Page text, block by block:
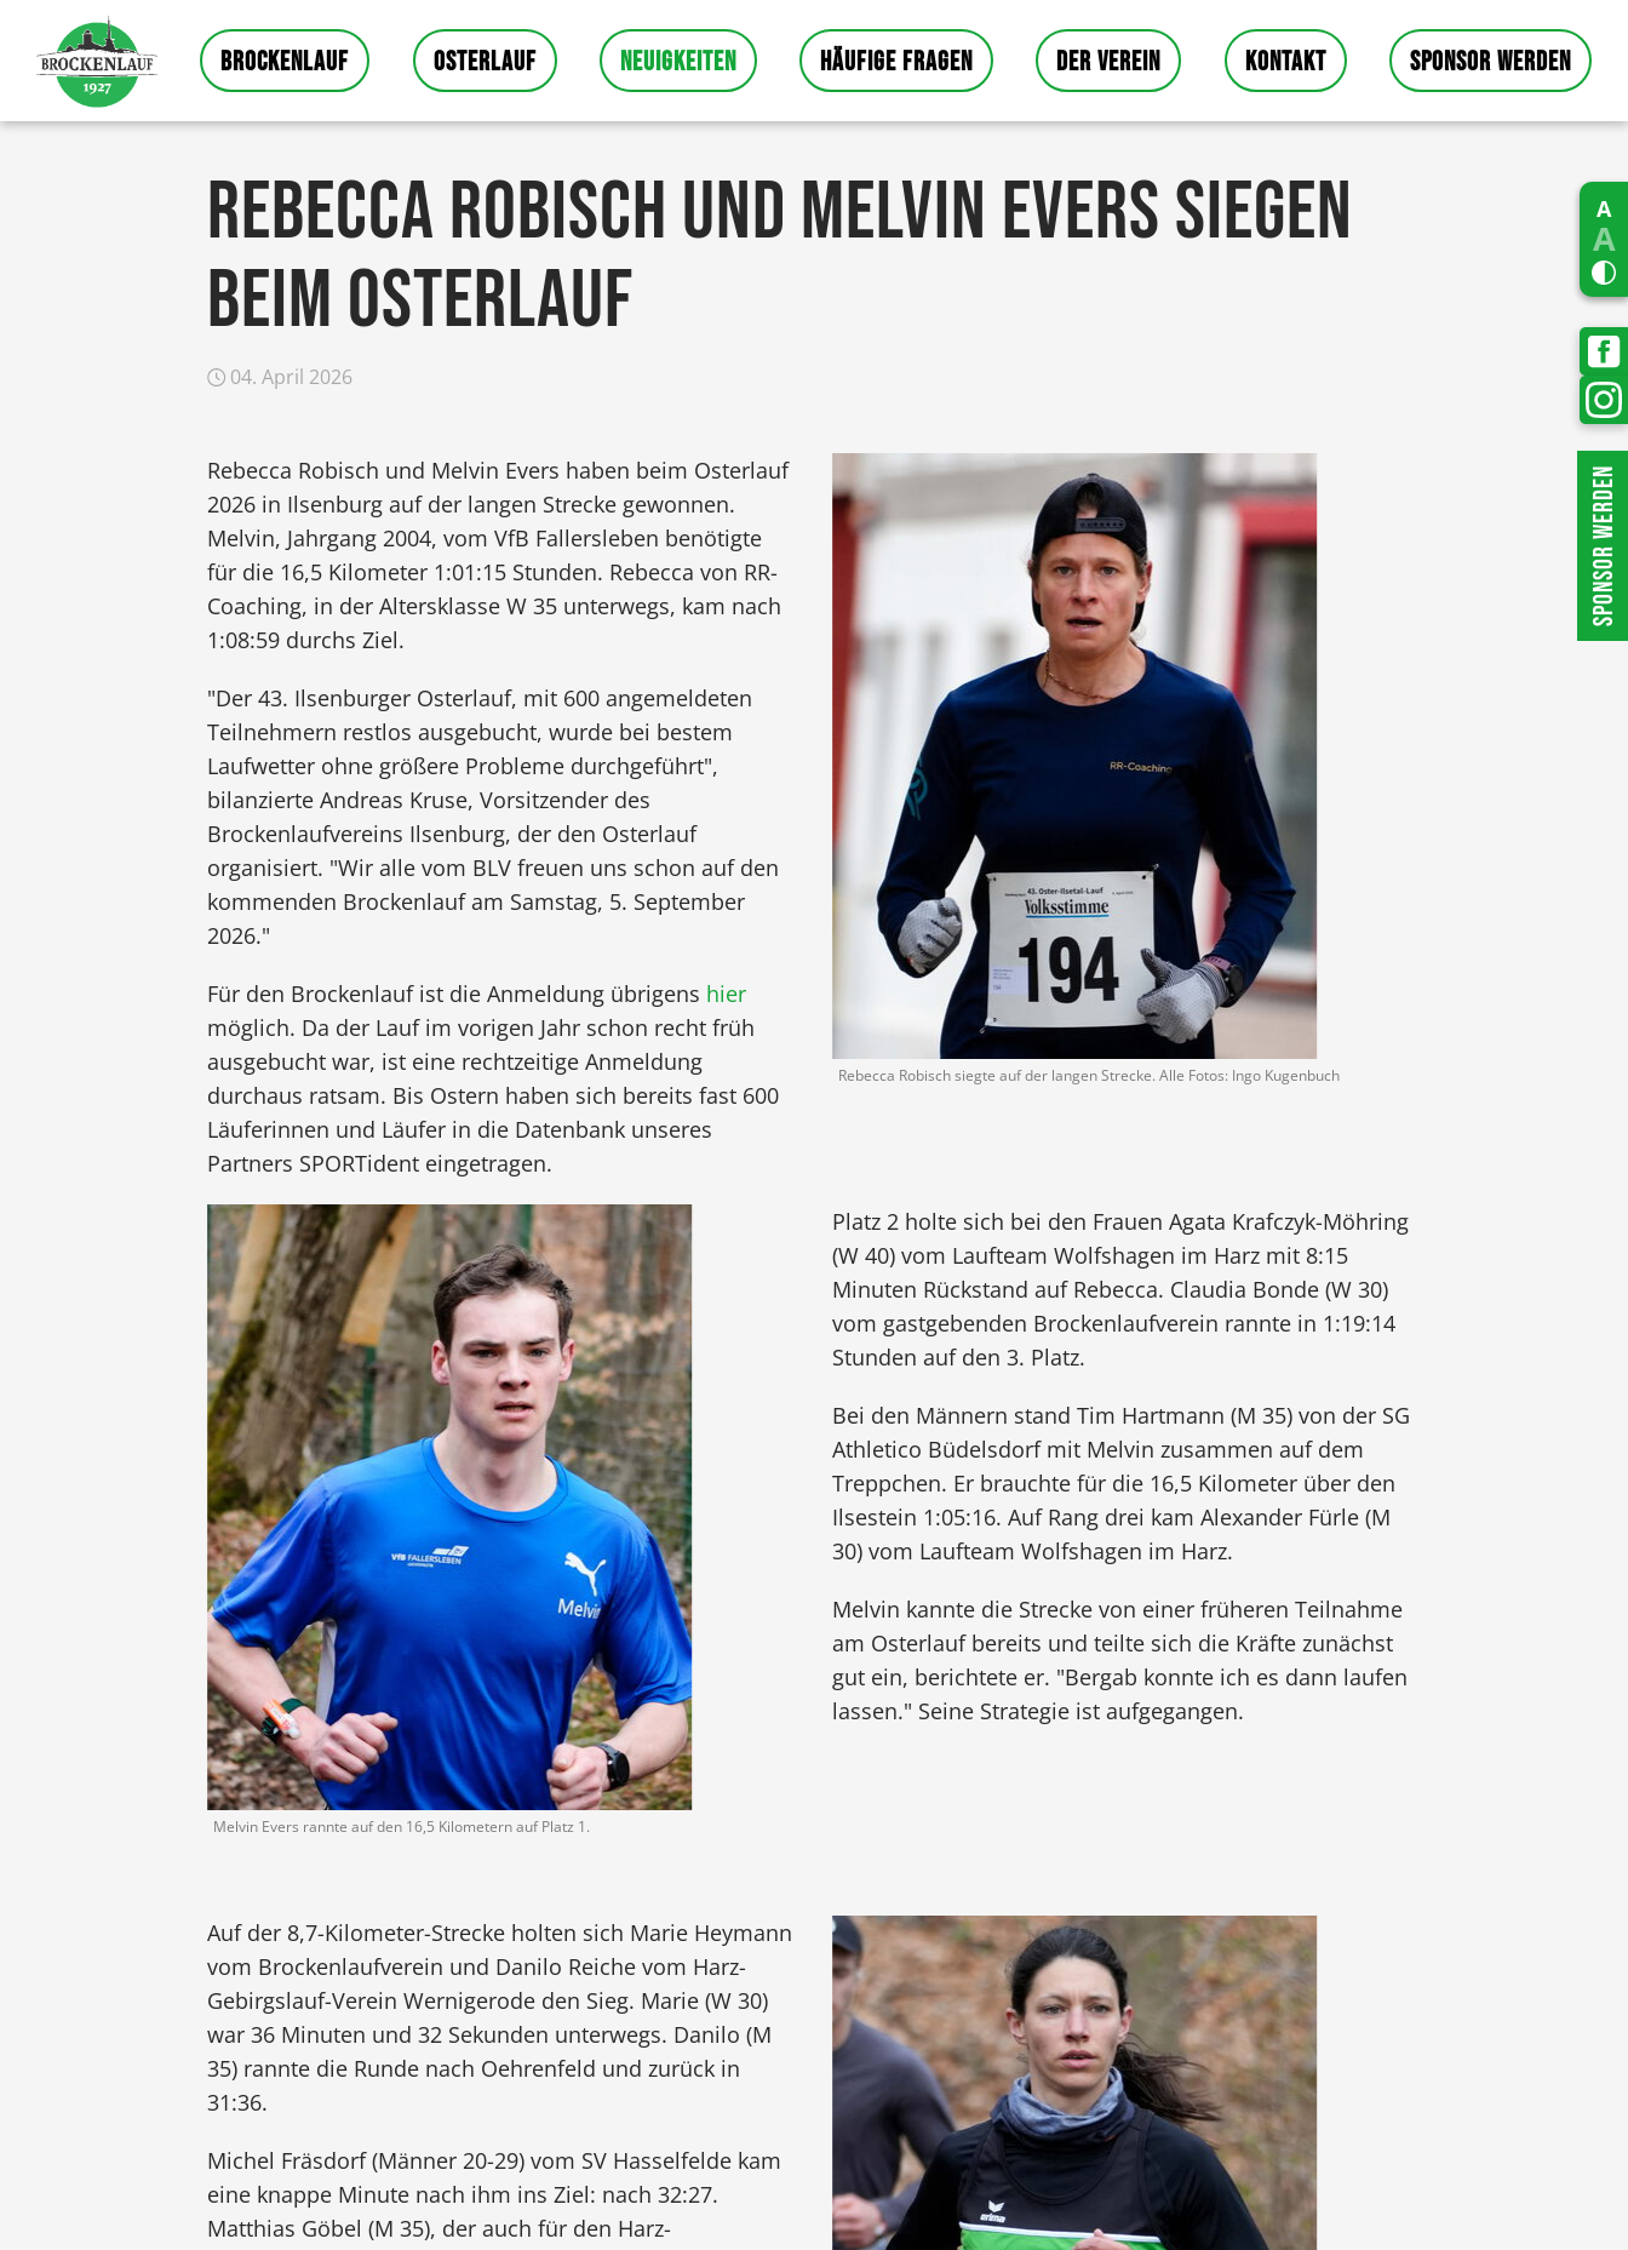
A
A
BROCKENLAUF OSTERLAUF NEUIGKEITEN HÄUFIGE FRAGEN DER VEREIN KONTAKT SPONSOR WERDEN
SPONSOR WERDEN
REBECCA ROBISCH UND MELVIN EVERS SIEGEN
BEIM OSTERLAUF
04. April 2026
Rebecca Robisch und Melvin Evers haben beim Osterlauf
2026 in Ilsenburg auf der langen Strecke gewonnen.
Melvin, Jahrgang 2004, vom VfB Fallersleben benötigte
für die 16,5 Kilometer 1:01:15 Stunden. Rebecca von RR-
Coaching, in der Altersklasse W 35 unterwegs, kam nach
1:08:59 durchs Ziel.
"Der 43. Ilsenburger Osterlauf, mit 600 angemeldeten
Teilnehmern restlos ausgebucht, wurde bei bestem
Laufwetter ohne größere Probleme durchgeführt",
bilanzierte Andreas Kruse, Vorsitzender des
Brockenlaufvereins Ilsenburg, der den Osterlauf
organisiert. "Wir alle vom BLV freuen uns schon auf den
kommenden Brockenlauf am Samstag, 5. September
2026."
Für den Brockenlauf ist die Anmeldung übrigens hier
möglich. Da der Lauf im vorigen Jahr schon recht früh
ausgebucht war, ist eine rechtzeitige Anmeldung
durchaus ratsam. Bis Ostern haben sich bereits fast 600
Läuferinnen und Läufer in die Datenbank unseres
Partners SPORTident eingetragen.
Rebecca Robisch siegte auf der langen Strecke. Alle Fotos: Ingo Kugenbuch
Melvin Evers rannte auf den 16,5 Kilometern auf Platz 1.
Platz 2 holte sich bei den Frauen Agata Krafczyk-Möhring
(W 40) vom Laufteam Wolfshagen im Harz mit 8:15
Minuten Rückstand auf Rebecca. Claudia Bonde (W 30)
vom gastgebenden Brockenlaufverein rannte in 1:19:14
Stunden auf den 3. Platz.
Bei den Männern stand Tim Hartmann (M 35) von der SG
Athletico Büdelsdorf mit Melvin zusammen auf dem
Treppchen. Er brauchte für die 16,5 Kilometer über den
Ilsestein 1:05:16. Auf Rang drei kam Alexander Fürle (M
30) vom Laufteam Wolfshagen im Harz.
Melvin kannte die Strecke von einer früheren Teilnahme
am Osterlauf bereits und teilte sich die Kräfte zunächst
gut ein, berichtete er. "Bergab konnte ich es dann laufen
lassen." Seine Strategie ist aufgegangen.
Auf der 8,7-Kilometer-Strecke holten sich Marie Heymann
vom Brockenlaufverein und Danilo Reiche vom Harz-
Gebirgslauf-Verein Wernigerode den Sieg. Marie (W 30)
war 36 Minuten und 32 Sekunden unterwegs. Danilo (M
35) rannte die Runde nach Oehrenfeld und zurück in
31:36.
Michel Fräsdorf (Männer 20-29) vom SV Hasselfelde kam
eine knappe Minute nach ihm ins Ziel: nach 32:27.
Matthias Göbel (M 35), der auch für den Harz-